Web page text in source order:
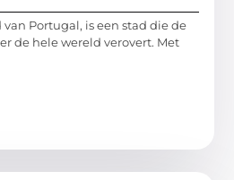
van Portugal, is een stad die de
de hele wereld verovert. Met